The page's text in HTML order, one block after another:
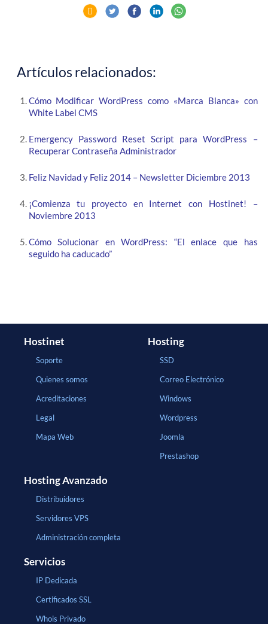
Artículos relacionados:
Cómo Modificar WordPress como «Marca Blanca» con
White Label CMS
Emergency Password Reset Script para WordPress –
Recuperar Contraseña Administrador
Feliz Navidad y Feliz 2014 – Newsletter Diciembre 2013
¡Comienza tu proyecto en Internet con Hostinet! –
Noviembre 2013
Cómo Solucionar en WordPress: “El enlace que has
seguido ha caducado”
Hostinet
Soporte
Quienes somos
Acreditaciones
Legal
Mapa Web
Hosting
SSD
Correo Electrónico
Windows
Wordpress
Joomla
Prestashop
Hosting Avanzado
Distribuidores
Servidores VPS
Administración completa
Servicios
IP Dedicada
Certificados SSL
Whois Privado